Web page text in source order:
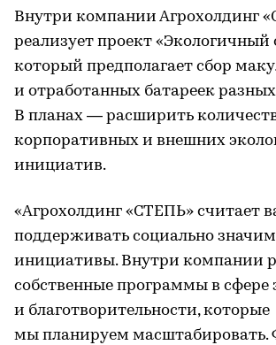
Внутри компании Агрохолдинг
реализует проект «Экологичный
который предполагает сбор
и отработанных батареек
В планах — расширить
корпоративных и внешних
инициатив.
«Агрохолдинг «СТЕПЬ» считает
поддерживать социально
инициативы. Внутри компании
собственные программы в сфере
и благотворительности, которые
мы планируем масштабировать.